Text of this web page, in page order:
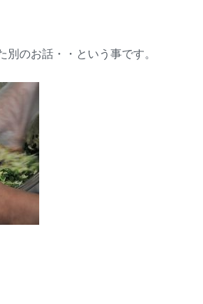
のお話・・という事です。